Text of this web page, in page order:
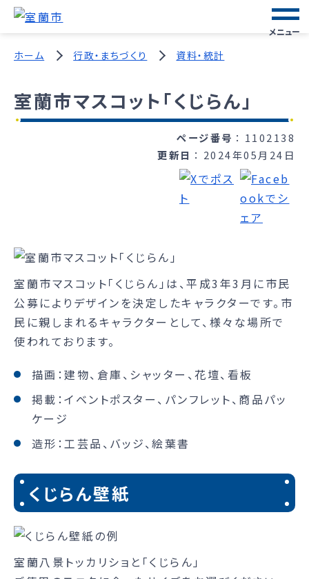
メニュー
ホーム 行政・まちづくり 資料・統計
室蘭市マスコット「くじらん」
ページ番号
1102138
更新日
2024年05月24日
室蘭市マスコット「くじらん」は、平成3年3月に市民
公募によりデザインを決定したキャラクターです。市
民に親しまれるキャラクターとして、様々な場所で
使われております。
描画：建物、倉庫、シャッター、花壇、看板
掲載：イベントポスター、パンフレット、商品パッ
ケージ
造形：工芸品、バッジ、絵葉書
くじらん壁紙
室蘭八景トッカリショと「くじらん」